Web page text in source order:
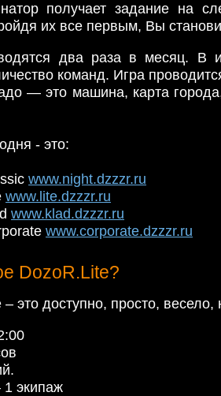
получает задание на
их все первым, Вы
два раза в месяц. В
команд. Игра
— это машина, карта
- это:
www.night.dzzzr.ru
www.lite.dzzzr.ru
www.klad.dzzzr.ru
www.corporate.dzzzr.ru
DozoR.Lite?
– это доступно, просто, весело,
экипаж